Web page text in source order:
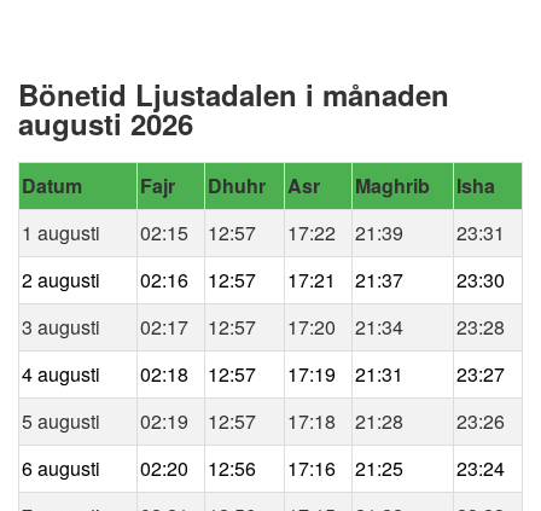
Bönetid Ljustadalen i månaden
augusti 2026
Datum Fajr Dhuhr Asr Maghrib
Isha
1 augusti
02:15 12:57 17:22 21:39
23:31
2 augusti
02:16 12:57 17:21 21:37
23:30
3 augusti
02:17 12:57 17:20 21:34
23:28
4 augusti
02:18 12:57 17:19 21:31
23:27
5 augusti
02:19 12:57 17:18 21:28
23:26
6 augusti
02:20 12:56 17:16 21:25
23:24